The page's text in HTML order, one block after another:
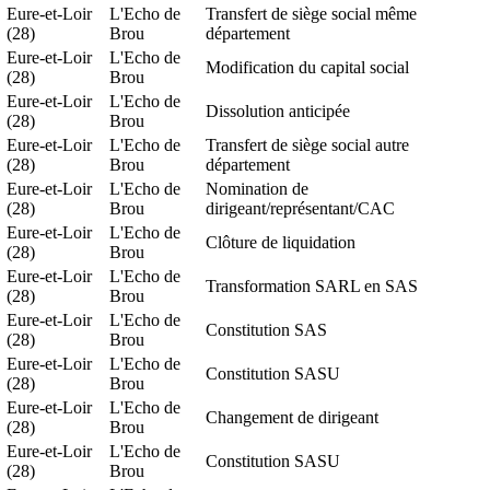
Eure-et-Loir
(28)
L'Echo de
Brou
Transfert de siège social même
département
Eure-et-Loir
(28)
L'Echo de
Brou
Modification du capital social
Eure-et-Loir
(28)
L'Echo de
Brou
Dissolution anticipée
Eure-et-Loir
(28)
L'Echo de
Brou
Transfert de siège social autre
département
Eure-et-Loir
(28)
L'Echo de
Brou
Nomination de
dirigeant/représentant/CAC
Eure-et-Loir
(28)
L'Echo de
Brou
Clôture de liquidation
Eure-et-Loir
(28)
L'Echo de
Brou
Transformation SARL en SAS
Eure-et-Loir
(28)
L'Echo de
Brou
Constitution SAS
Eure-et-Loir
(28)
L'Echo de
Brou
Constitution SASU
Eure-et-Loir
(28)
L'Echo de
Brou
Changement de dirigeant
Eure-et-Loir
(28)
L'Echo de
Brou
Constitution SASU